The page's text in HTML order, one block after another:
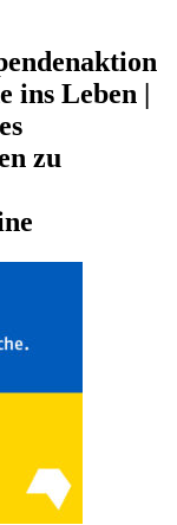
ins Leben |
zu